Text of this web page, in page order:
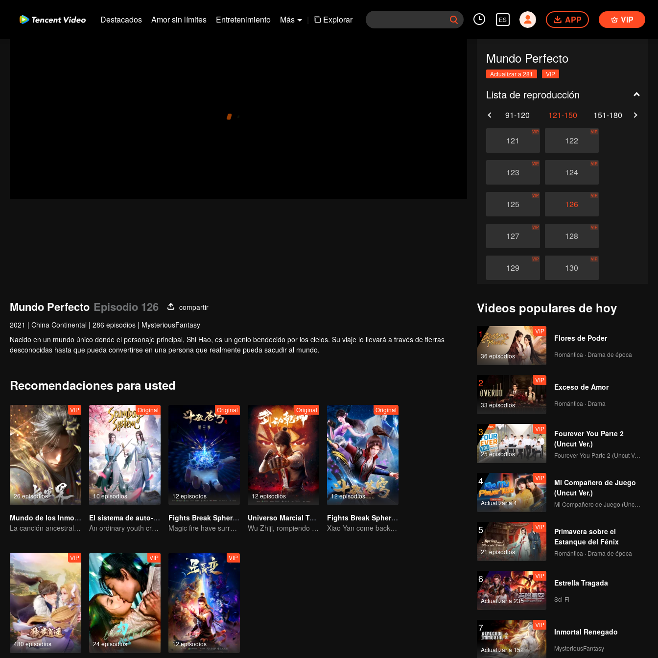
Destacados Amor sin límites Entretenimiento Más | Explorar ES APP VIP
Mundo Perfecto
Actualizar a 281 VIP
Lista de reproducción
91-120 121-150 151-180
121
VIP
122
VIP
123
VIP
124
VIP
125
VIP
126
VIP
127
VIP
128
VIP
129
VIP
130
VIP
133
135
VIP VIP
137
VIP VIP
139
141
VIP
142
143
VIP
144
VIP
145
VIP
147
VIP
148
VIP
149
VIP
150
Mundo Perfecto Episodio 126
compartir
2021 | China Continental | 286 episodios | MysteriousFantasy
Nacido en un mundo único donde el personaje principal, Shi Hao, es un genio bendecido por los cielos. Su viaje lo llevará a través de tierras
desconocidas hasta que pueda convertirse en una persona que realmente pueda sacudir al mundo.
Recomendaciones para usted
26 episodios
VIP
Mundo de los Inmortales
La canción ancestral narra todo sobre la sangre y las lágrimas
10 episodios
Original
El sistema de auto-salvación del villano escoria
An ordinary youth crossing as a villain into the book and abusing the hero!
12 episodios
Original
Fights Break Sphere S3
Magic fire have surrendered! Xiao Yan mastered the fighting skill——Buddha anger Lotus!
12 episodios
Original
Universo Marcial Temporada 1
Wu Zhiji, rompiendo el cielo, moviendo el firmamento y la tierra.
12 episodios
Original
Fights Break Sphere S2
Xiao Yan come back! Everything is shifting once again ！
480 episodios
VIP
24 episodios
VIP
12 episodios
VIP
Videos populares de hoy
1
36 episodios
VIP
Flores de Poder
Romántica · Drama de época
2
33 episodios
VIP
Exceso de Amor
Romántica · Drama
3
25 episodios
VIP
Fourever You Parte 2
(Uncut Ver.)
Fourever You Parte 2 (Uncut Ver.)
4
Actualizar a 4
VIP
Mi Compañero de Juego
(Uncut Ver.)
Mi Compañero de Juego (Uncut Ver.)
5
21 episodios
VIP
Primavera sobre el
Estanque del Fénix
Romántica · Drama de época
6
Actualizar a 235
VIP
Estrella Tragada
Sci-Fi
7
Actualizar a 152
VIP
Inmortal Renegado
MysteriousFantasy